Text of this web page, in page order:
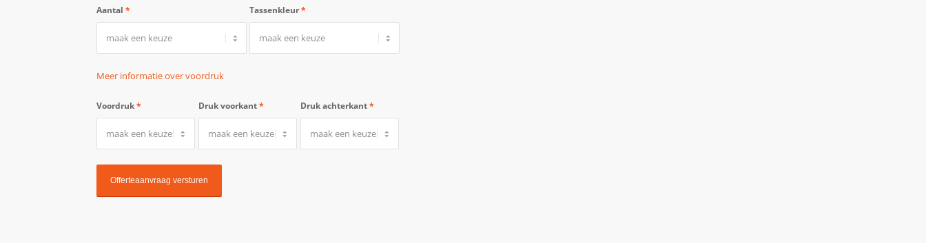
Aantal * Tassenkleur*
Meer informatie over voordruk
Voordruk* Druk voorkant* Druk achterkant*